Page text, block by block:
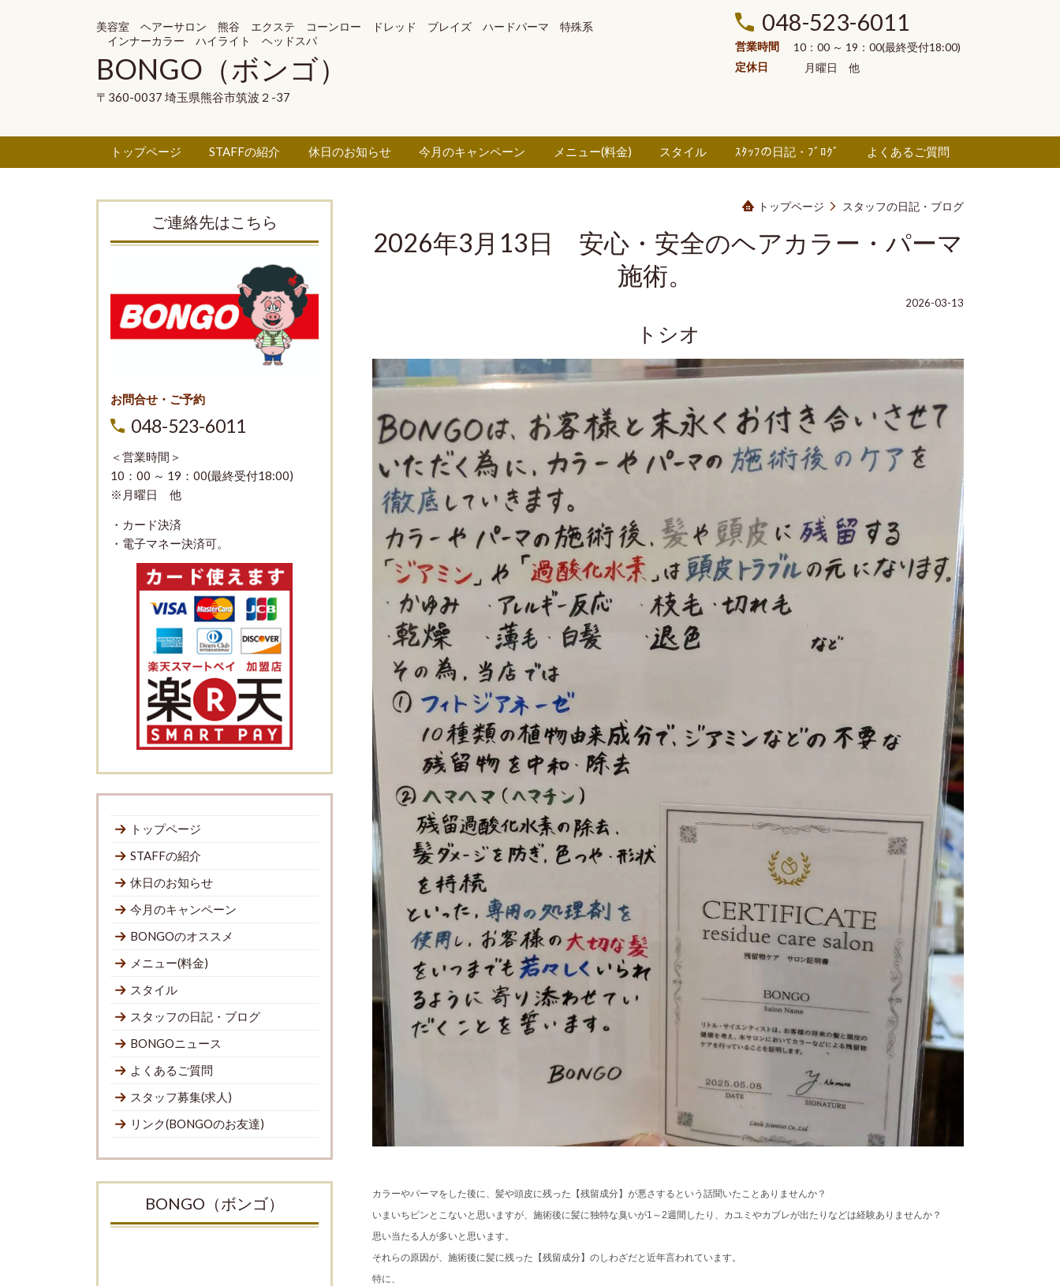
美容室 ヘアーサロン 熊谷 エクステ コーンロー ドレッド ブレイズ ハードパーマ 特殊系
インナーカラー ハイライト ヘッドスパ
BONGO（ボンゴ）
〒360-0037 埼玉県熊谷市筑波２-37
048-523-6011
営業時間
10：00 ～ 19：00(最終受付18:00)
定休日
月曜日 他
トップページ STAFFの紹介 休日のお知らせ 今月のキャンペーン メニュー(料金) スタイル ｽﾀｯﾌの日記・ﾌﾞﾛｸﾞ よくあるご質問
トップページ スタッフの日記・ブログ
2026年3月13日 安心・安全のヘアカラー・パーマ
施術。
2026-03-13
トシオ
カラーやパーマをした後に、髪や頭皮に残った【残留成分】が悪さするという話聞いたことありませんか？
いまいちピンとこないと思いますが、施術後に髪に独特な臭いが1～2週間したり、カユミやカブレが出たりなどは経験ありませんか？
思い当たる人が多いと思います。
それらの原因が、施術後に髪に残った【残留成分】のしわざだと近年言われています。
特に、
ご連絡先はこちら
お問合せ・ご予約
048-523-6011
＜営業時間＞
10：00 ～ 19：00(最終受付18:00)
※月曜日 他
・カード決済
・電子マネー決済可。
トップページ
STAFFの紹介
休日のお知らせ
今月のキャンペーン
BONGOのオススメ
メニュー(料金)
スタイル
スタッフの日記・ブログ
BONGOニュース
よくあるご質問
スタッフ募集(求人)
リンク(BONGOのお友達)
BONGO（ボンゴ）